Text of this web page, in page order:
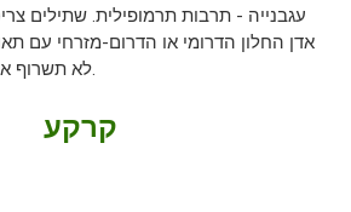
עגבנייה - תרבות תרמופילית. שתילים
אדן החלון הדרומי או הדרום-מזרחי עם
לא תשרוף את השתילים השבריריים.
קרקע